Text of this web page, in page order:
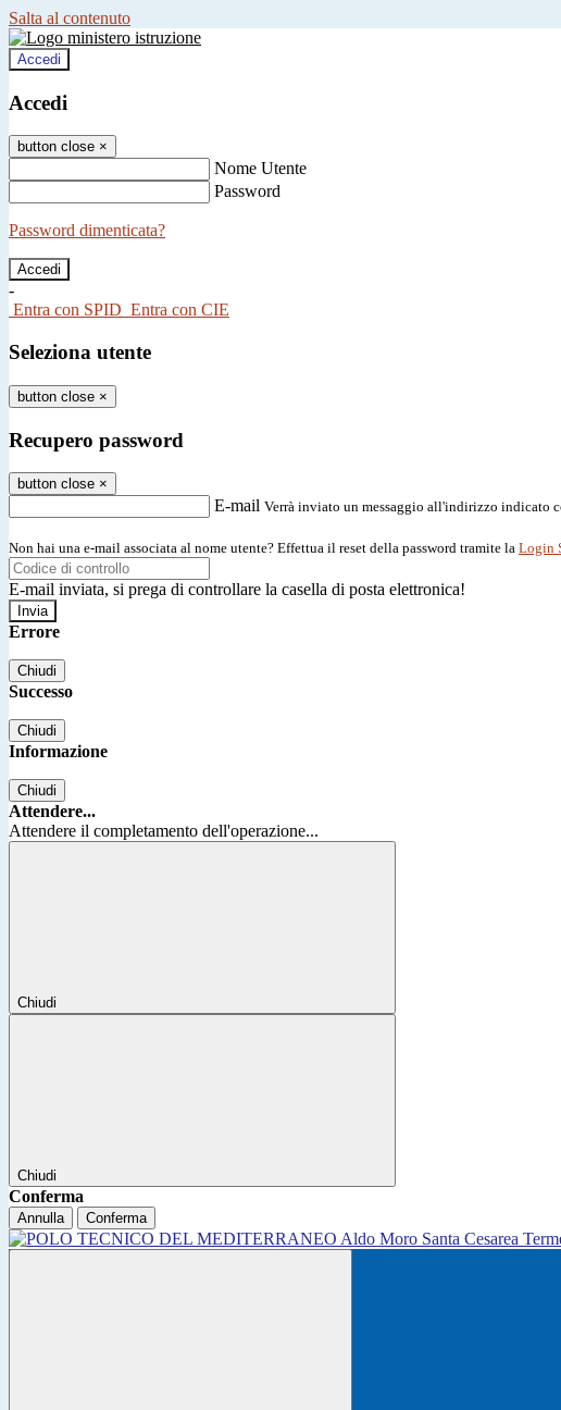
Salta al contenuto
Accedi
Accedi
button close ×
Nome Utente
Password
Password dimenticata?
-
Entra con SPID Entra con CIE
Seleziona utente
button close ×
Recupero password
button close ×
E-mail Verrà inviato un messaggio all'indirizzo indicato
Non hai una e-mail associata al nome utente? Effettua il reset della password tramite la Login
E-mail inviata, si prega di controllare la casella di posta elettronica!
Errore
Chiudi
Successo
Chiudi
Informazione
Chiudi
Attendere...
Attendere il completamento dell'operazione...
Chiudi
Chiudi
Conferma
Annulla Conferma